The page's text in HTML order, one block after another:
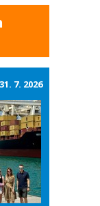
31. 7. 2026